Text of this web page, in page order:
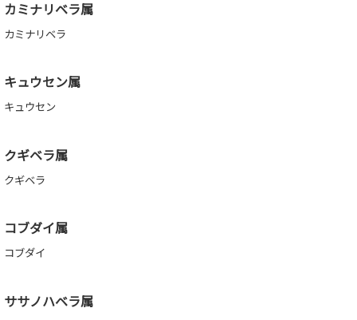
カミナリベラ属
カミナリベラ
キュウセン属
キュウセン
クギベラ属
クギベラ
コブダイ属
コブダイ
ササノハベラ属